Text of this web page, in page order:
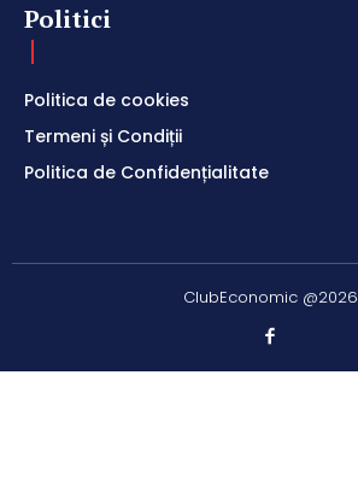
Politici
Politica de cookies
Termeni și Condiții
Politica de Confidențialitate
ClubEconomic @2026